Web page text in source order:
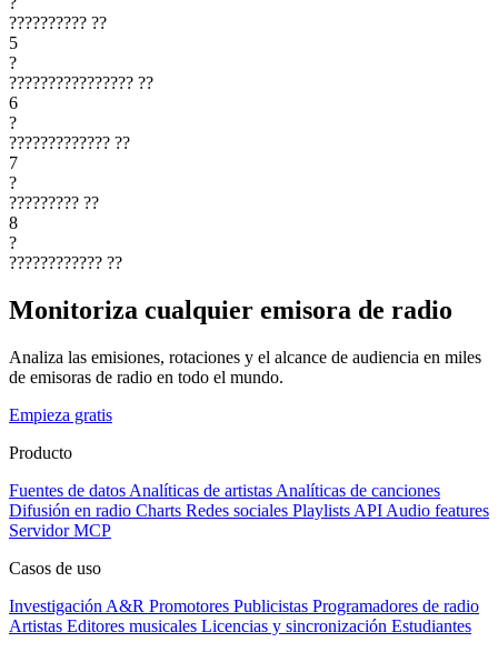
?????????? ??
5
?
???????????????? ??
6
?
????????????? ??
7
?
????????? ??
8
?
???????????? ??
Monitoriza cualquier emisora de radio
Analiza las emisiones, rotaciones y el alcance de audiencia en miles
de emisoras de radio en todo el mundo.
Empieza gratis
Producto
Fuentes de datos Analíticas de artistas Analíticas de canciones
Difusión en radio Charts Redes sociales Playlists API Audio features
Servidor MCP
Casos de uso
Investigación A&R Promotores Publicistas Programadores de radio
Artistas Editores musicales Licencias y sincronización Estudiantes